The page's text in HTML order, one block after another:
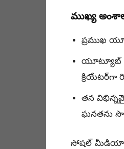
ముఖ్య
ప్రముఖ
యూట్యూబ్
క్రియేటర్‌గా
తన
ఘనతను
సోషల్ మీడియా